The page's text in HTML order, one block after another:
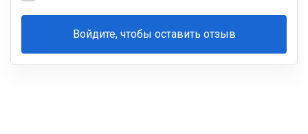
Войдите, чтобы оставить отзыв
Ваша